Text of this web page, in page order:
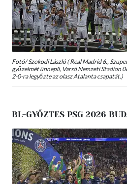
Fotó/ Szokodi László ( Real Madrid 6.,
győzelmét ünnepli, Varsó Nemzeti Stadion
2-0-ra legyőzte az olasz Atalanta csapatát.)
BL-GYŐZTES PSG 2026